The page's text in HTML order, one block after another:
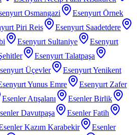
Osmangazi
Esenyurt Örnek
Piri Reis
Esenyurt Saadetdere
Esenyurt Sultaniye
Esenyurt
Esenyurt Talatpaşa
Üçevler
Esenyurt Yenikent
Yunus Emre
Esenyurt Zafer
Esenler Atışalanı
Esenler Birlik
Davutpaşa
Esenler Fatih
Kazım Karabekir
Esenler